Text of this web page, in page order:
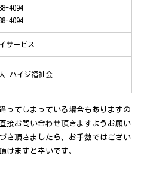
4094
4094
サービス
ハイジ福祉会
ってしまっている場合もありますの
接お問い合わせ頂きますようお願い
き頂きましたら、お手数ではござい
けますと幸いです。